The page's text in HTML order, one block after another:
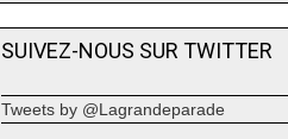
SUIVEZ-NOUS SUR TWITTER
Tweets by @Lagrandeparade